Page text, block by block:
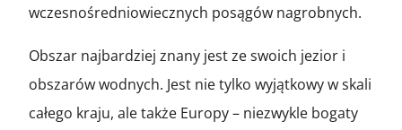
wczesnośredniowiecznych posągów nagrobnych.
Obszar najbardziej znany jest ze swoich jezior i
obszarów wodnych. Jest nie tylko wyjątkowy w skali
całego kraju, ale także Europy – niezwykle bogaty